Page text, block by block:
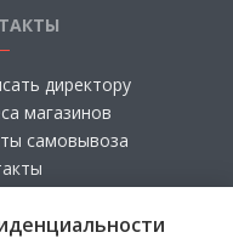
директору
магазинов
самовывоза